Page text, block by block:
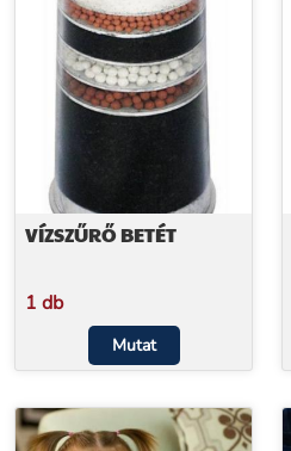
VÍZSZŰRŐ BETÉT
1 db
Mutat